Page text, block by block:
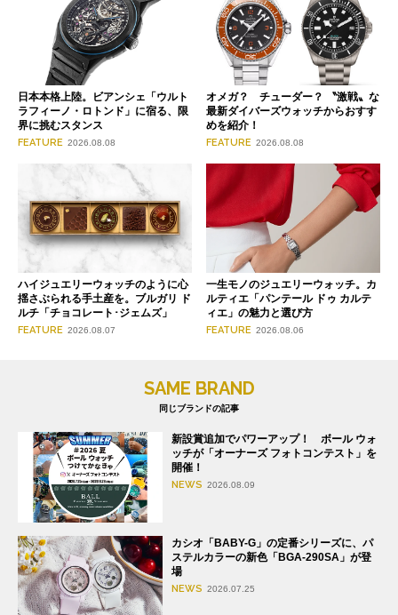
日本本格上陸。ビアンシェ「ウルト
ラフィーノ・ロトンド」に宿る、限
界に挑むスタンス
FEATURE 2026.08.08
オメガ？ チューダー？ 〝激戦〟な
最新ダイバーズウォッチからおすす
めを紹介！
FEATURE 2026.08.08
ハイジュエリーウォッチのように心
揺さぶられる手土産を。ブルガリ ド
ルチ「チョコレート･ジェムズ」
FEATURE 2026.08.07
一生モノのジュエリーウォッチ。カ
ルティエ「パンテール ドゥ カルテ
ィエ」の魅力と選び方
FEATURE 2026.08.06
SAME BRAND
同じブランドの記事
新設賞追加でパワーアップ！ ボール ウォ
ッチが「オーナーズ フォトコンテスト」を
開催！
NEWS 2026.08.09
カシオ「BABY-G」の定番シリーズに、パ
ステルカラーの新色「BGA-290SA」が登
場
NEWS 2026.07.25